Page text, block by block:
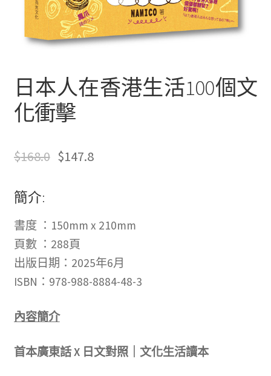
日本人在香港生活100個文
化衝擊
$168.0 $147.8
簡介:
書度 ：150mm x 210mm
頁數 ：288頁
出版日期：2025年6月
ISBN：978-988-8884-48-3
內容簡介
首本廣東話 X 日文對照｜文化生活讀本